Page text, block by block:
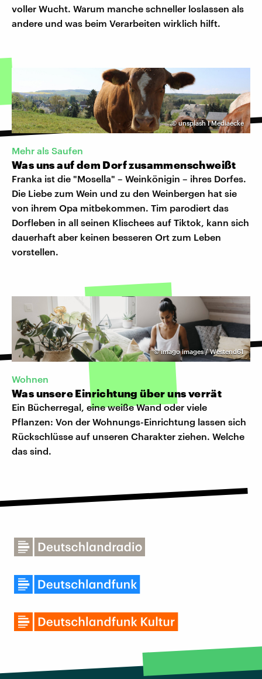
voller Wucht. Warum manche schneller loslassen als
andere und was beim Verarbeiten wirklich hilft.
©unsplash I Mediaecke
Mehr als Saufen
Was uns auf dem Dorf zusammenschweißt
Franka ist die "Mosella" – Weinkönigin – ihres Dorfes.
Die Liebe zum Wein und zu den Weinbergen hat sie
von ihrem Opa mitbekommen. Tim parodiert das
Dorfleben in all seinen Klischees auf Tiktok, kann sich
dauerhaft aber keinen besseren Ort zum Leben
vorstellen.
©imago images / Westend61
Wohnen
Was unsere Einrichtung über uns verrät
Ein Bücherregal, eine weiße Wand oder viele
Pflanzen: Von der Wohnungs-Einrichtung lassen sich
Rückschlüsse auf unseren Charakter ziehen. Welche
das sind.